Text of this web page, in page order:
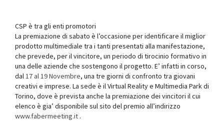
CSP è tra gli enti promotori
La premiazione di sabato è l’occasione per identificare il miglior
prodotto multimediale tra i tanti presentati alla manifestazione,
che prevede, per il vincitore, un periodo di tirocinio formativo in
una delle aziende che sostengono il progetto. E’ infatti in corso,
dal17 al 19 Novembre, una tre giorni di confronto tra giovani
creativi e imprese. La sede è il Virtual Reality e Multimedia Park di
Torino, dove è prevista anche la premiazione dei vincitori il cui
elenco è gia’ disponibile sul sito del premio all’indirizzo
www.fabermeeting.it .